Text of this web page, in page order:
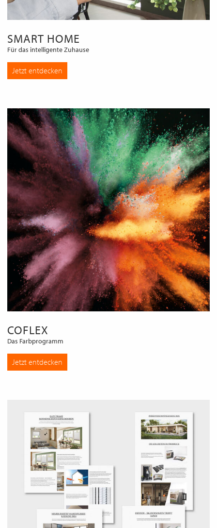
SMART HOME
Für das intelligente Zuhause
Jetzt entdecken
COFLEX
Das Farbprogramm
Jetzt entdecken